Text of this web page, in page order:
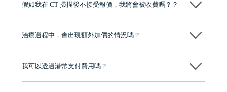
牌」、「2025香港企業領袖品牌」，是諾貝爾種植系統全球放心植牙中
至今已服務超過三十個國家和地區的顧客，受到粵港澳大灣區及周邊城
市市民極高的口碑評價及信任推薦 珠海、深圳設有八大分院，香港亦設
有咨詢及服務保障中心，有任何問題都可以隨時預約免費咨詢，讓人十
假如我在 CT 掃描後不接受報價，我將會被收費嗎？？
治療過程中，會出現額外加價的情況嗎？
我可以透過港幣支付費用嗎？